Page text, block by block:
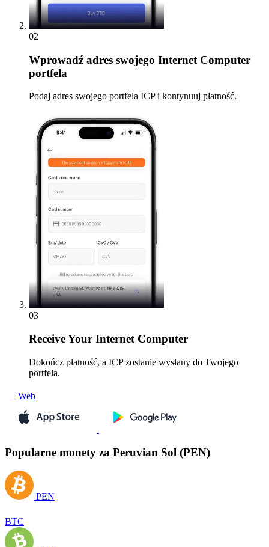
02
Wprowadź adres swojego Internet Computer
portfela
Podaj adres swojego portfela ICP i kontynuuj płatność.
03
ReceiveYour Internet Computer
Dokończ płatność, a ICP zostanie wysłany do Twojego
portfela.
Web
Popularne monety za Peruvian Sol (PEN)
PEN
BTC